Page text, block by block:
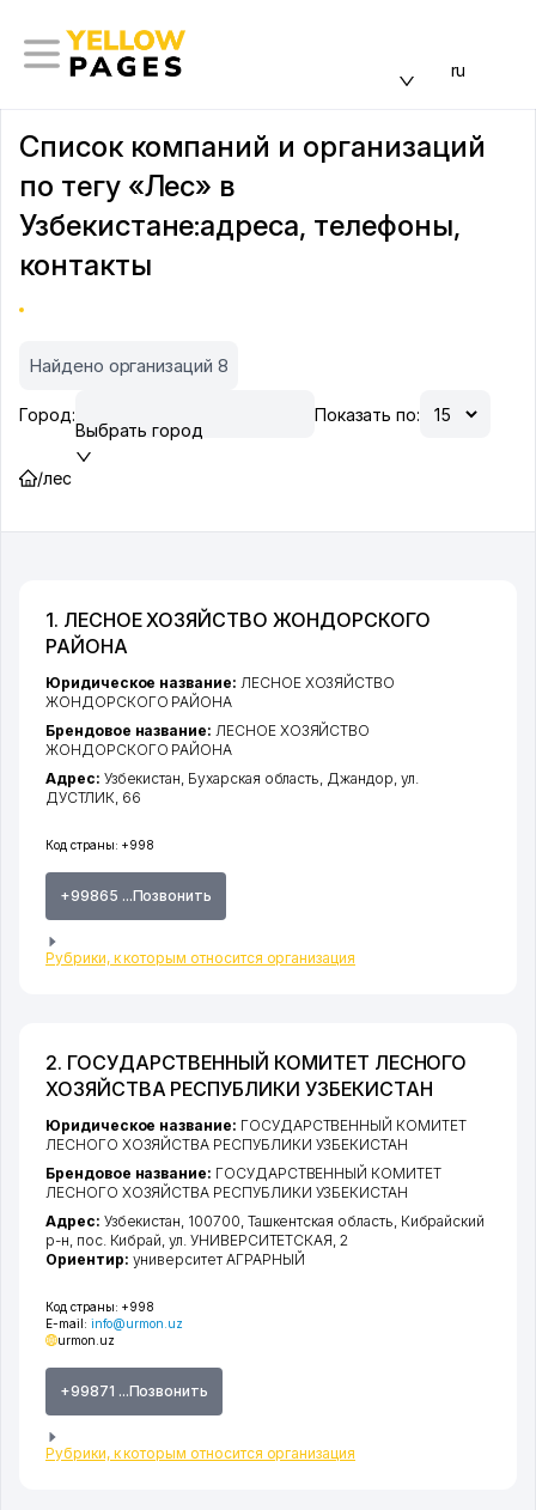
ru
Список компаний и организаций
по тегу «Лес» в
Узбекистане:адреса, телефоны,
контакты
Найдено организаций 8
Город:
Выбрать город
Показать по:
/лес
1. ЛЕСНОЕ ХОЗЯЙСТВО ЖОНДОРСКОГО
РАЙОНА
Код страны: +998
+99865 ...Позвонить
Рубрики, к которым относится организация
Юридическое название: ЛЕСНОЕ ХОЗЯЙСТВО
ЖОНДОРСКОГО РАЙОНА
Брендовое название: ЛЕСНОЕ ХОЗЯЙСТВО
ЖОНДОРСКОГО РАЙОНА
Адрес: Узбекистан, Бухарская область, Джандор, ул.
ДУСТЛИК, 66
2. ГОСУДАРСТВЕННЫЙ КОМИТЕТ ЛЕСНОГО
ХОЗЯЙСТВА РЕСПУБЛИКИ УЗБЕКИСТАН
Код страны: +998
E-mail: info@urmon.uz
urmon.uz
+99871 ...Позвонить
Рубрики, к которым относится организация
Юридическое название: ГОСУДАРСТВЕННЫЙ КОМИТЕТ
ЛЕСНОГО ХОЗЯЙСТВА РЕСПУБЛИКИ УЗБЕКИСТАН
Брендовое название: ГОСУДАРСТВЕННЫЙ КОМИТЕТ
ЛЕСНОГО ХОЗЯЙСТВА РЕСПУБЛИКИ УЗБЕКИСТАН
Адрес: Узбекистан, 100700, Ташкентская область, Кибрайский
р-н, пос. Кибрай,ул. УНИВЕРСИТЕТСКАЯ, 2
Ориентир: университет АГРАРНЫЙ